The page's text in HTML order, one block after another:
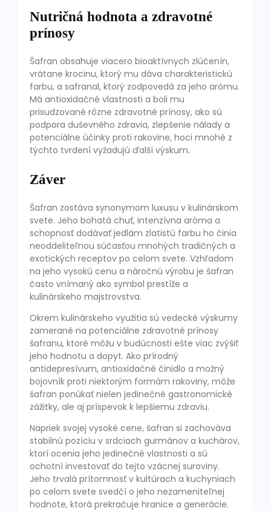
Nutričná hodnota a zdravotné
prínosy
Šafran obsahuje viacero bioaktívnych zlúčenín,
vrátane krocinu, ktorý mu dáva charakteristickú
farbu, a safranal, ktorý zodpovedá za jeho arómu.
Má antioxidačné vlastnosti a boli mu
prisudzované rôzne zdravotné prínosy, ako sú
podpora duševného zdravia, zlepšenie nálady a
potenciálne účinky proti rakovine, hoci mnohé z
týchto tvrdení vyžadujú ďalší výskum.
Záver
Šafran zostáva synonymom luxusu v kulinárskom
svete. Jeho bohatá chuť, intenzívna aróma a
schopnosť dodávať jedlám zlatistú farbu ho činia
neoddeliteľnou súčasťou mnohých tradičných a
exotických receptov po celom svete. Vzhľadom
na jeho vysokú cenu a náročnú výrobu je šafran
často vnímaný ako symbol prestíže a
kulinárskeho majstrovstva.
Okrem kulinárskeho využitia sú vedecké výskumy
zamerané na potenciálne zdravotné prínosy
šafranu, ktoré môžu v budúcnosti ešte viac zvýšiť
jeho hodnotu a dopyt. Ako prírodný
antidepresívum, antioxidačné činidlo a možný
bojovník proti niektorým formám rakoviny, môže
šafran ponúkať nielen jedinečné gastronomické
zážitky, ale aj príspevok k lepšiemu zdraviu.
Napriek svojej vysoké cene, šafran si zachováva
stabilnú pozíciu v srdciach gurmánov a kuchárov,
ktorí ocenia jeho jedinečné vlastnosti a sú
ochotní investovať do tejto vzácnej suroviny.
Jeho trvalá prítomnosť v kultúrach a kuchyniach
po celom svete svedčí o jeho nezameniteľnej
hodnote, ktorá prekračuje hranice a generácie.